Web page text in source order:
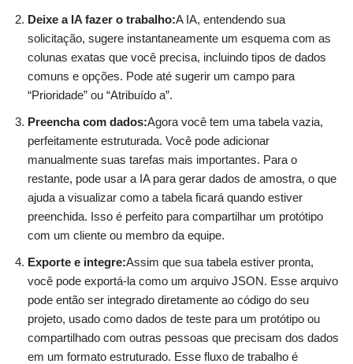
Deixe a IA fazer o trabalho:A IA, entendendo sua
solicitação, sugere instantaneamente um esquema com as
colunas exatas que você precisa, incluindo tipos de dados
comuns e opções. Pode até sugerir um campo para
“Prioridade” ou “Atribuído a”.
Preencha com dados:Agora você tem uma tabela vazia,
perfeitamente estruturada. Você pode adicionar
manualmente suas tarefas mais importantes. Para o
restante, pode usar a IA para gerar dados de amostra, o que
ajuda a visualizar como a tabela ficará quando estiver
preenchida. Isso é perfeito para compartilhar um protótipo
com um cliente ou membro da equipe.
Exporte e integre:Assim que sua tabela estiver pronta,
você pode exportá-la como um arquivo JSON. Esse arquivo
pode então ser integrado diretamente ao código do seu
projeto, usado como dados de teste para um protótipo ou
compartilhado com outras pessoas que precisam dos dados
em um formato estruturado. Esse fluxo de trabalho é